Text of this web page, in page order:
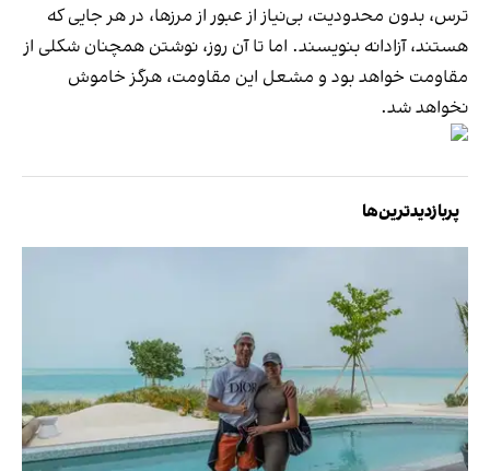
ترس، بدون محدودیت، بی‌نیاز از عبور از مرزها، در هر جایی که
هستند، آزادانه بنویسند. اما تا آن روز، نوشتن همچنان شکلی از
مقاومت خواهد بود و مشعل این مقاومت، هرگز خاموش
نخواهد شد.
پربازدیدترین‌ها